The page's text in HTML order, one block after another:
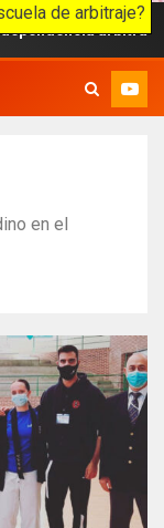
de arbitraje?
arbitral
en el